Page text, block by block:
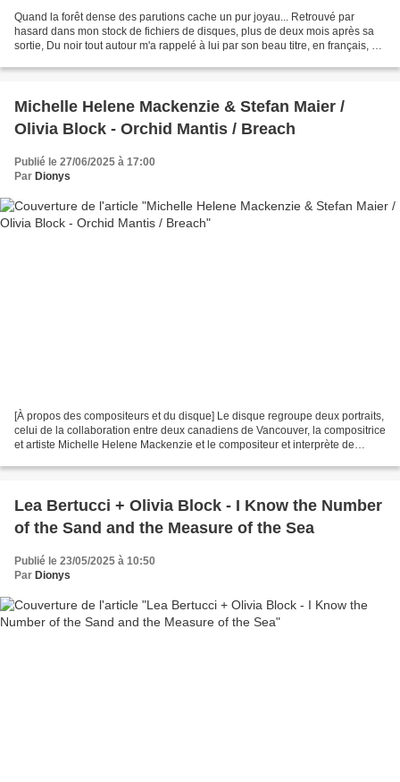
Quand la forêt dense des parutions cache un pur joyau... Retrouvé par
hasard dans mon stock de fichiers de disques, plus de deux mois après sa
sortie, Du noir tout autour m'a rappelé à lui par son beau titre, en français, ça
Michelle Helene Mackenzie & Stefan Maier /
Olivia Block - Orchid Mantis / Breach
Publié le 27/06/2025 à 17:00
Par Dionys
[À propos des compositeurs et du disque] Le disque regroupe deux portraits,
celui de la collaboration entre deux canadiens de Vancouver, la compositrice
et artiste Michelle Helene Mackenzie et le compositeur et interprète de
Lea Bertucci + Olivia Block - I Know the Number
of the Sand and the Measure of the Sea
Publié le 23/05/2025 à 10:50
Par Dionys